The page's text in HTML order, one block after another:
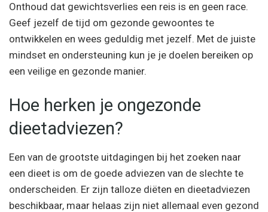
Onthoud dat gewichtsverlies een reis is en geen race.
Geef jezelf de tijd om gezonde gewoontes te
ontwikkelen en wees geduldig met jezelf. Met de juiste
mindset en ondersteuning kun je je doelen bereiken op
een veilige en gezonde manier.
Hoe herken je ongezonde
dieetadviezen?
Een van de grootste uitdagingen bij het zoeken naar
een dieet is om de goede adviezen van de slechte te
onderscheiden. Er zijn talloze diëten en dieetadviezen
beschikbaar, maar helaas zijn niet allemaal even gezond